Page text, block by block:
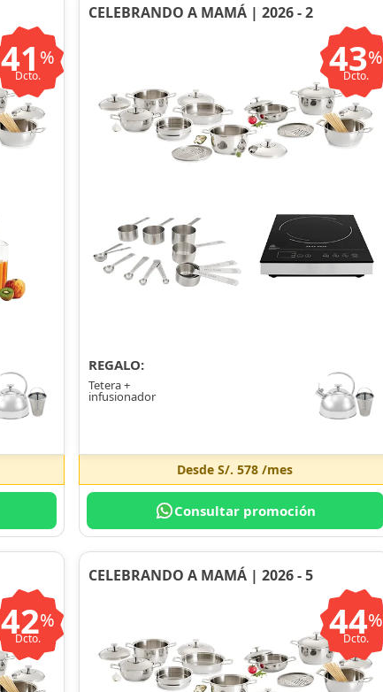
41 %
Dcto.
CELEBRANDO A MAMÁ | 2026 - 2
43%
Dcto.
REGALO:
Tetera +
infusionador
DesdeS/. 578 /mes
Consultar promoción
42%
Dcto.
CELEBRANDO A MAMÁ | 2026 - 5
44%
Dcto.